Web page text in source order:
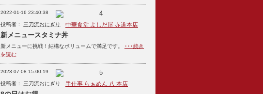
2022-01-16 23:40:38 4
投稿者： 三刀流おにぎり 中華食堂 よしだ屋 赤道本店
新メニュースタミナ丼
新メニューに挑戦！結構なボリュームで満足です。
･･･続き
を読む
2023-07-08 15:00:19 5
投稿者： 三刀流おにぎり 手仕事 らぁめん 八 本店